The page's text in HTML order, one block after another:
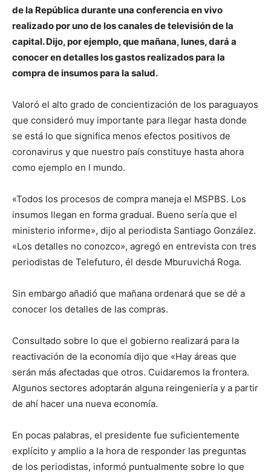
de la República durante una conferencia en vivo
realizado por uno de los canales de televisión de la
capital. Dijo, por ejemplo, que mañana, lunes, dará a
conocer en detalles los gastos realizados para la
compra de insumos para la salud.
Valoró el alto grado de concientización de los paraguayos
que consideró muy importante para llegar hasta donde
se está lo que significa menos efectos positivos de
coronavirus y que nuestro país constituye hasta ahora
como ejemplo en l mundo.
«Todos los procesos de compra maneja el MSPBS. Los
insumos llegan en forma gradual. Bueno sería que el
ministerio informe», dijo al periodista Santiago González.
«Los detalles no conozco», agregó en entrevista con tres
periodistas de Telefuturo, él desde Mburuvichá Roga.
Sin embargo añadió que mañana ordenará que se dé a
conocer los detalles de las compras.
Consultado sobre lo que el gobierno realizará para la
reactivación de la economía dijo que «Hay áreas que
serán más afectadas que otros. Cuidaremos la frontera.
Algunos sectores adoptarán alguna reingeniería y a partir
de ahí hacer una nueva economía.
En pocas palabras, el presidente fue suficientemente
explícito y amplio a la hora de responder las preguntas
de los periodistas, informó puntualmente sobre lo que